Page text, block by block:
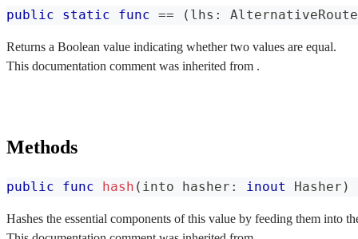
public static func == ( lhs :
Returns a Boolean value indicating whether two values are equal.
This documentation comment was inherited from .
Methods
public func hash ( into hasher : inout Hasher )
Hashes the essential components of this value by feeding them into